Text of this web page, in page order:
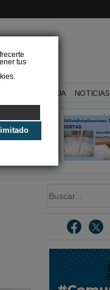
tus
BAÑO Y AGUA NOTICIAS
le va a
u
r